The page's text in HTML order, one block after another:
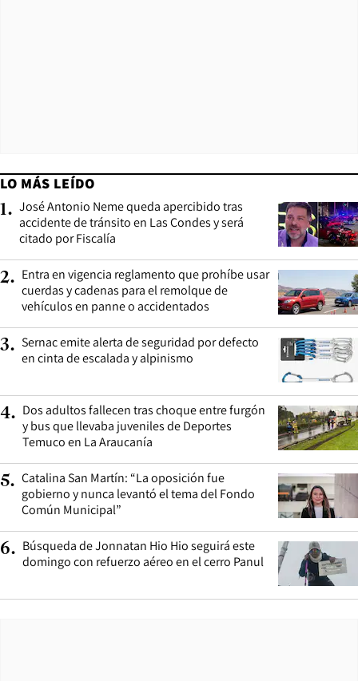
LO MÁS LEÍDO
1. José Antonio Neme queda apercibido tras
accidente de tránsito en Las Condes y será
citado por Fiscalía
2. Entra en vigencia reglamento que prohíbe usar
cuerdas y cadenas para el remolque de
vehículos en panne o accidentados
3. Sernac emite alerta de seguridad por defecto
en cinta de escalada y alpinismo
4. Dos adultos fallecen tras choque entre furgón
y bus que llevaba juveniles de Deportes
Temuco en La Araucanía
5. Catalina San Martín: “La oposición fue
gobierno y nunca levantó el tema del Fondo
Común Municipal”
6. Búsqueda de Jonnatan Hio Hio seguirá este
domingo con refuerzo aéreo en el cerro Panul